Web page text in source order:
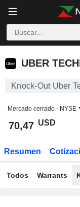
UBER
UBER
Knock-Out Uber
Mercado cerrado - NYSE
70,47 USD
Resumen
Todos Warrants